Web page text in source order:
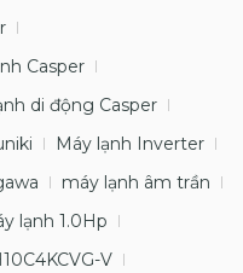
Casper
di động Casper
Máy lạnh Inverter
máy lạnh âm trần
lạnh 1.0Hp
V